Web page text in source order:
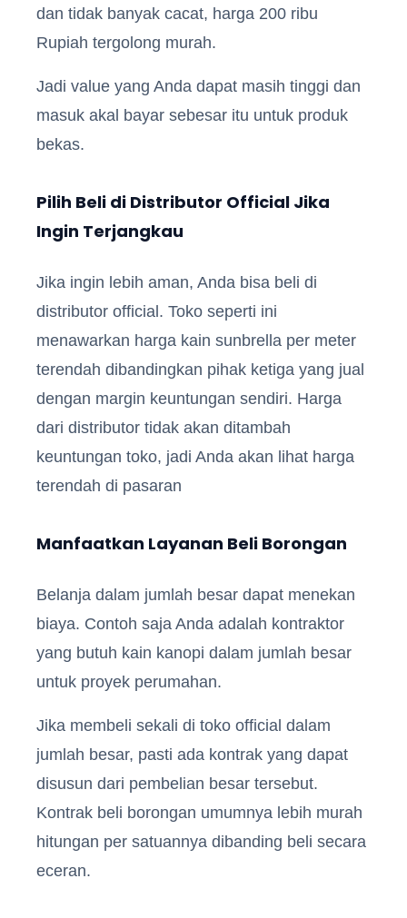
dan tidak banyak cacat, harga 200 ribu
Rupiah tergolong murah.
Jadi value yang Anda dapat masih tinggi dan
masuk akal bayar sebesar itu untuk produk
bekas.
Pilih Beli di Distributor Official Jika
Ingin Terjangkau
Jika ingin lebih aman, Anda bisa beli di
distributor official. Toko seperti ini
menawarkan harga kain sunbrella per meter
terendah dibandingkan pihak ketiga yang jual
dengan margin keuntungan sendiri. Harga
dari distributor tidak akan ditambah
keuntungan toko, jadi Anda akan lihat harga
terendah di pasaran
Manfaatkan Layanan Beli Borongan
Belanja dalam jumlah besar dapat menekan
biaya. Contoh saja Anda adalah kontraktor
yang butuh kain kanopi dalam jumlah besar
untuk proyek perumahan.
Jika membeli sekali di toko official dalam
jumlah besar, pasti ada kontrak yang dapat
disusun dari pembelian besar tersebut.
Kontrak beli borongan umumnya lebih murah
hitungan per satuannya dibanding beli secara
eceran.